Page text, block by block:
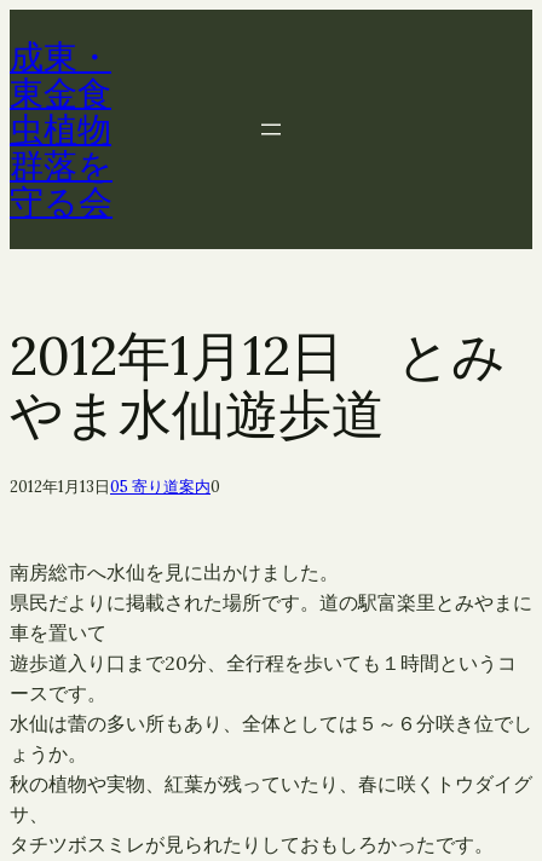
容
を
ス
キ
ッ
プ
成東・
東金食
虫植物
群落を
守る会
2012年1月12日 とみ
やま水仙遊歩道
2012年1月13日05 寄り道案内0
南房総市へ水仙を見に出かけました。
県民だよりに掲載された場所です。道の駅富楽里とみやまに
車を置いて
遊歩道入り口まで20分、全行程を歩いても１時間というコ
ースです。
水仙は蕾の多い所もあり、全体としては５～６分咲き位でし
ょうか。
秋の植物や実物、紅葉が残っていたり、春に咲くトウダイグ
サ、
タチツボスミレが見られたりしておもしろかったです。